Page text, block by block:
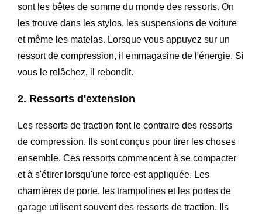
sont les bêtes de somme du monde des ressorts. On
les trouve dans les stylos, les suspensions de voiture
et même les matelas. Lorsque vous appuyez sur un
ressort de compression, il emmagasine de l'énergie. Si
vous le relâchez, il rebondit.
2. Ressorts d'extension
Les ressorts de traction font le contraire des ressorts
de compression. Ils sont conçus pour tirer les choses
ensemble. Ces ressorts commencent à se compacter
et à s'étirer lorsqu'une force est appliquée. Les
charnières de porte, les trampolines et les portes de
garage utilisent souvent des ressorts de traction. Ils